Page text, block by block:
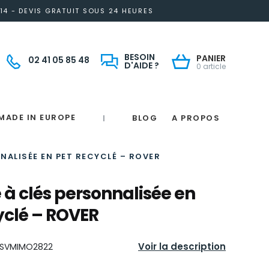
- DEVIS GRATUIT SOUS 24 HEURES
02 41 05 85 48 BESOIN
D'AIDE ?
PANIER
0 article
IN EUROPE | BLOG A PROPOS
EN PET RECYCLÉ – ROVER
à clés personnalisée en
– ROVER
SVMIMO2822 Voir la description